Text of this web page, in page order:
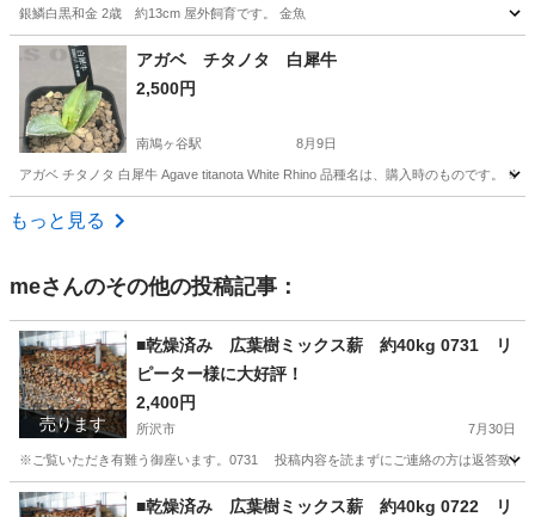
銀鱗白黒和金 2歳 約13cm 屋外飼育です。 金魚
埼玉 越谷市 南越谷駅 その他
アガベ チタノタ 白犀牛
2,500円
南鳩ヶ谷駅 8月9日
アガベ チタノタ 白犀牛 Agave titanota White Rhino 品種名は、購入時のものです。
埼玉 川口市
もっと見る
meさんのその他の投稿記事：
売ります
■乾燥済み 広葉樹ミックス薪 約40kg 0731 リ
ピーター様に大好評！
2,400円
所沢市 7月30日
※ご覧いただき有難う御座います。0731 投稿内容を読まずにご連絡の方は返答致
埼玉 所沢市 その他 薪割り
■乾燥済み 広葉樹ミックス薪 約40kg 0722 リ